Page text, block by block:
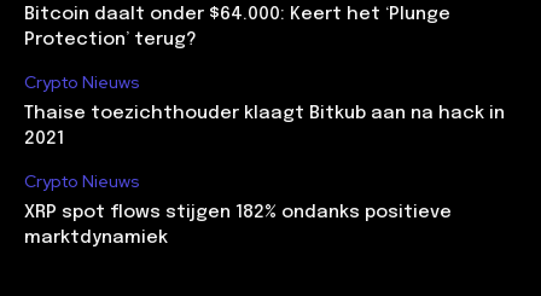
Bitcoin daalt onder $64.000: Keert het ‘Plunge
Protection’ terug?
Crypto Nieuws
Thaise toezichthouder klaagt Bitkub aan na hack in
2021
Crypto Nieuws
XRP spot flows stijgen 182% ondanks positieve
marktdynamiek